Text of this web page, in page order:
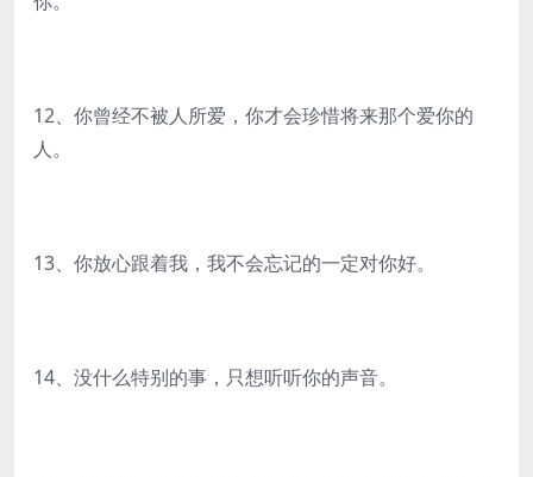
12、你曾经不被人所爱，你才会珍惜将来那个爱你的
人。
13、你放心跟着我，我不会忘记的一定对你好。
14、没什么特别的事，只想听听你的声音。